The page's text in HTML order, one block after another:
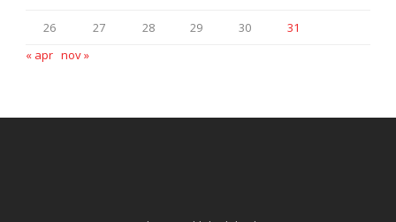
26 27 28 29 30
31
« apr nov »